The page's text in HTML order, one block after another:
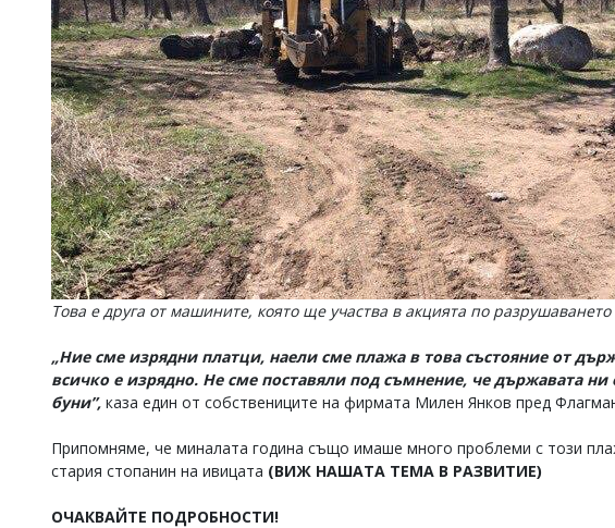
сигнализирайте
Това е друга от машините, която ще участва в акцията по
„Ние сме изрядни платци, наели сме плажа в това състояние от
всичко е изрядно. Не сме поставяли под съмнение, че държавата
буни”, каза един от собствениците на фирмата Милен Янков пред
Припомняме, че миналата година също имаше много проблеми с този
стария стопанин на ивицата (ВИЖ НАШАТА ТЕМА В РАЗВИТИЕ)
ОЧАКВАЙТЕ ПОДРОБНОСТИ!